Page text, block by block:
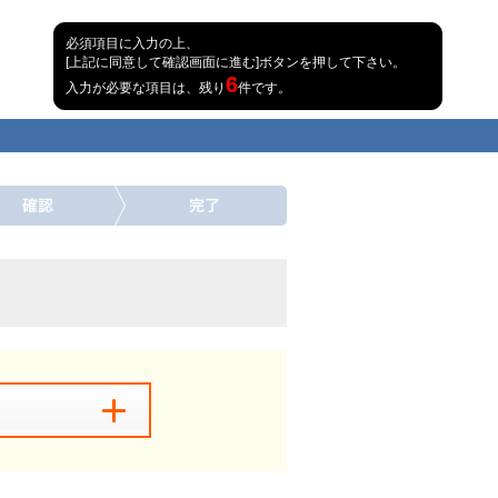
必須項目に入力の上、
[上記に同意して確認画面に進む]ボタンを押して下さい。
入力が必要な項目は、残り 6件です。